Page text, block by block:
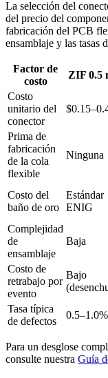
La selección del
del precio del
fabricación del PCB
ensamblaje y las tasas
Factor de
costo
ZIF 0.5
Costo
unitario del
conector
Prima de
fabricación
de la cola
flexible
Ninguna
Costo del
baño de oro
Estándar
ENIG
Complejidad
de
ensamblaje
Baja
Costo de
retrabajo por
evento
Bajo
Tasa típica
de defectos
0.5–1.0%
Para un desglose
consulte nuestra Guía